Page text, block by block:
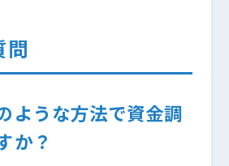
問
ような方法で資金調
か？